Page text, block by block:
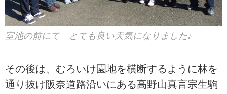
室池の前にて とても良い天気になりました♪
その後は、むろいけ園地を横断するように林を
通り抜け阪奈道路沿いにある高野山真言宗生駒